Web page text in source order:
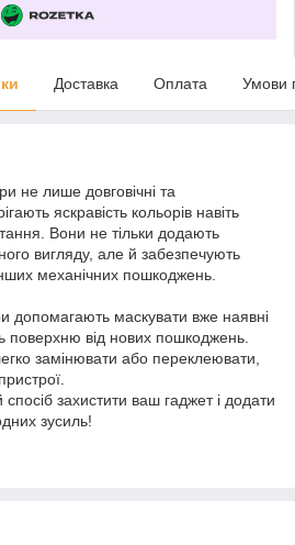
Доставка Оплата Умови
не лише довговічні та
яскравість кольорів навіть
Вони не тільки додають
вигляду, але й забезпечують
механічних пошкоджень.
допомагають маскувати вже наявні
поверхню від нових пошкоджень.
замінювати або переклеювати,
захистити ваш гаджет і додати
зусиль!